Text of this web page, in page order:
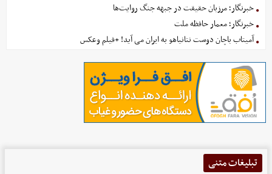
خبرنگار؛ مرزبان حقیقت در جبهه جنگ روایت‌ها
خبرنگار؛ معمار حافظه ملت
آمیتاب باچان دوست نتانیاهو به ایران می آید! +فیلم وعکس
تبلیغات متنی